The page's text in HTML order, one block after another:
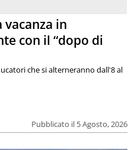
vacanza in
con il “dopo di
Pubblicato il 5 Agosto, 2026
che si alterneranno dall'8 al